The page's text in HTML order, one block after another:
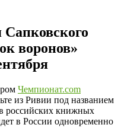
воронов»
Чемпионат.com
из Ривии под названием
российских книжных
в России одновременно